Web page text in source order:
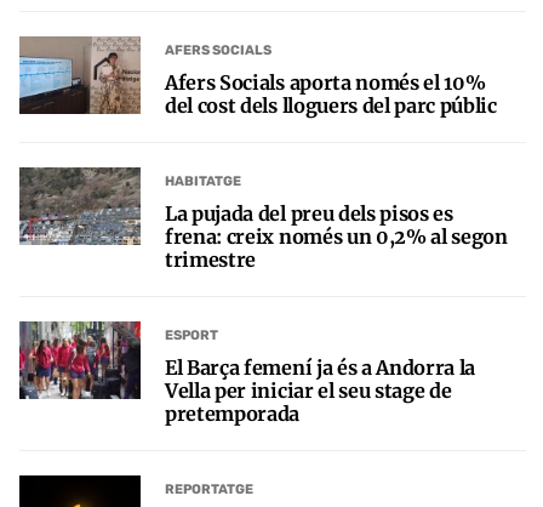
AFERS SOCIALS
Afers Socials aporta només el 10%
del cost dels lloguers del parc públic
HABITATGE
La pujada del preu dels pisos es
frena: creix només un 0,2% al segon
trimestre
ESPORT
El Barça femení ja és a Andorra la
Vella per iniciar el seu stage de
pretemporada
REPORTATGE